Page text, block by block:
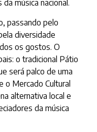
música nacional.
passando pelo
diversidade
os gostos. O
o tradicional Pátio
será palco de uma
o Mercado Cultural
alternativa local e
da música